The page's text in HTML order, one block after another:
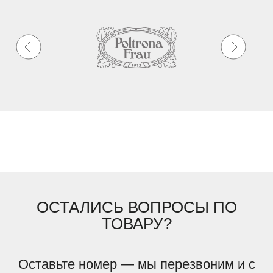
ОСТАЛИСЬ ВОПРОСЫ ПО
ТОВАРУ?
Оставьте номер — мы перезвоним и с